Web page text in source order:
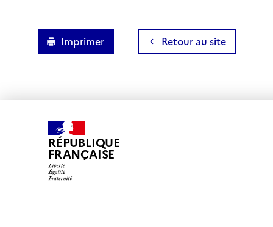
Imprimer Retour au site
RÉPUBLIQUE
FRANÇAISE